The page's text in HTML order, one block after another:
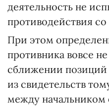
деятельность не
противодействия
При этом
противника вовсе
сближении позиций
из свидетельств
между начальником